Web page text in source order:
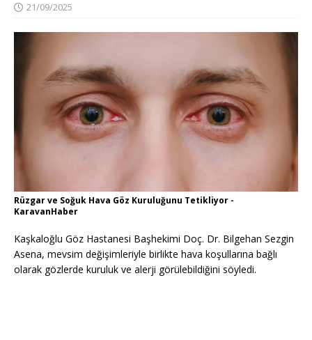
21/09/2025
Rüzgar ve Soğuk Hava Göz Kuruluğunu Tetikliyor -
KaravanHaber
Kaşkaloğlu Göz Hastanesi Başhekimi Doç. Dr. Bilgehan Sezgin
Asena, mevsim değişimleriyle birlikte hava koşullarına bağlı
olarak gözlerde kuruluk ve alerji görülebildiğini söyledi.